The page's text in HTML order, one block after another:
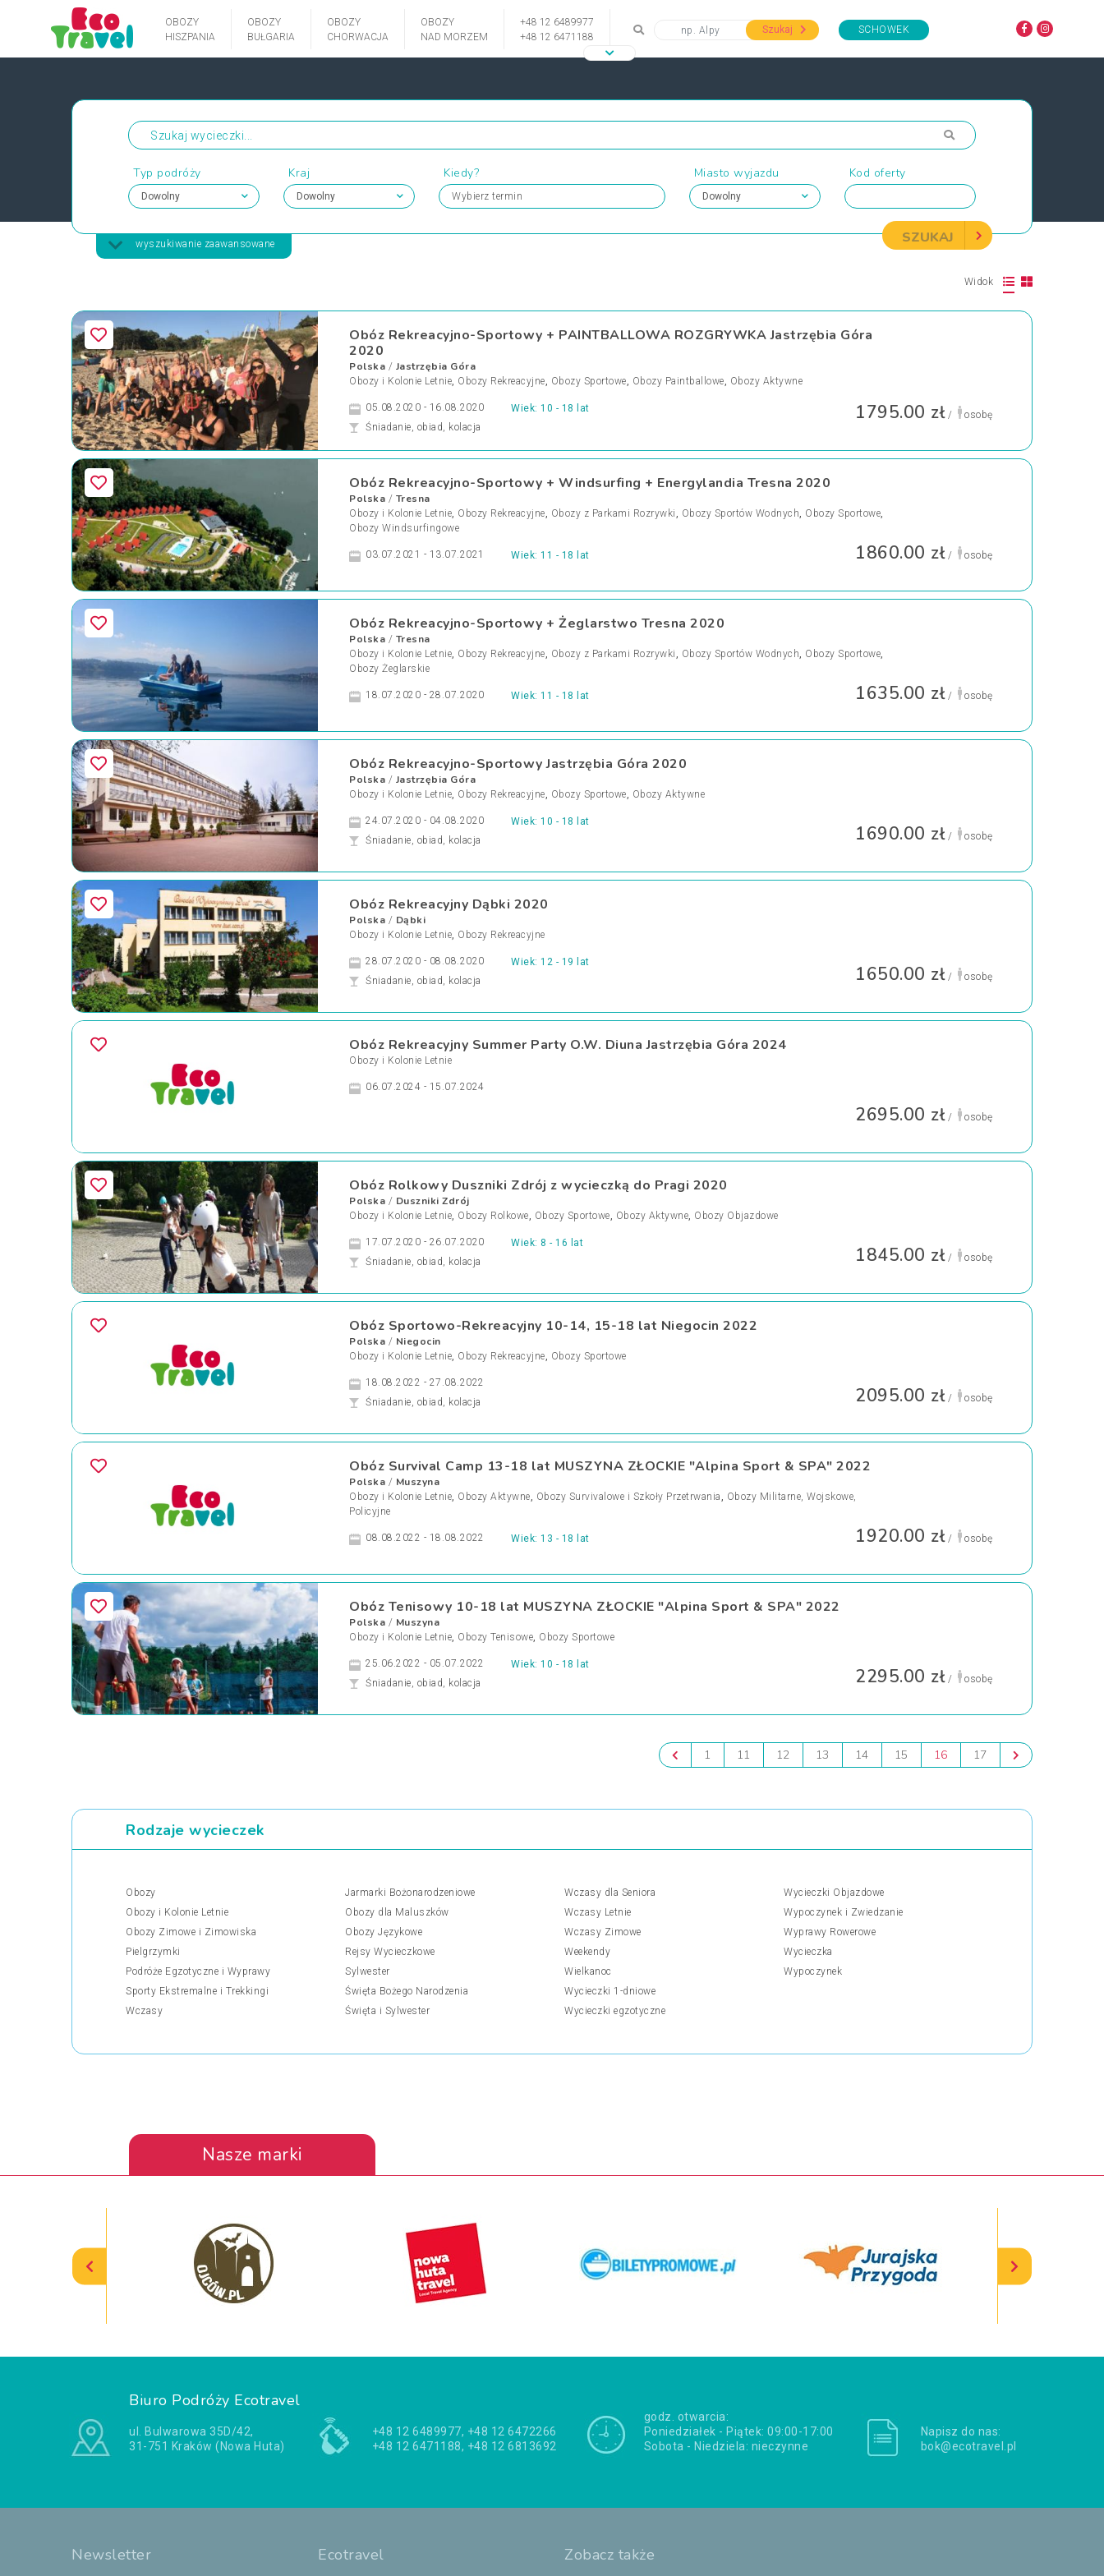
OBOZY
HISZPANIA
OBOZY
BUŁGARIA
OBOZY
CHORWACJA
OBOZY
NAD MORZEM
+48 12 6489977
+48 12 6471188
Szukaj SCHOWEK
Typ podróży Kraj Kiedy?
Wybierz termin
Miasto wyjazdu Kod oferty
SZUKAJ
wyszukiwanie zaawansowane
Widok
Obóz Rekreacyjno-Sportowy + PAINTBALLOWA ROZGRYWKA Jastrzębia Góra
2020
Polska / Jastrzębia Góra
Obozy i Kolonie Letnie, Obozy Rekreacyjne, Obozy Sportowe, Obozy Paintballowe, Obozy Aktywne
Wiek: 10 - 18 lat
05.08.2020 - 16.08.2020
Śniadanie, obiad, kolacja
1795.00 zł/ osobę
Obóz Rekreacyjno-Sportowy + Windsurfing + Energylandia Tresna 2020
Polska / Tresna
Obozy i Kolonie Letnie, Obozy Rekreacyjne, Obozy z Parkami Rozrywki , Obozy Sportów Wodnych, Obozy Sportowe,
Obozy Windsurfingowe
Wiek: 11 - 18 lat
03.07.2021 - 13.07.2021 1860.00 zł/ osobę
Obóz Rekreacyjno-Sportowy + Żeglarstwo Tresna 2020
Polska / Tresna
Obozy i Kolonie Letnie, Obozy Rekreacyjne, Obozy z Parkami Rozrywki , Obozy Sportów Wodnych, Obozy Sportowe,
Obozy Żeglarskie
Wiek: 11 - 18 lat
18.07.2020 - 28.07.2020 1635.00 zł/ osobę
Obóz Rekreacyjno-Sportowy Jastrzębia Góra 2020
Polska / Jastrzębia Góra
Obozy i Kolonie Letnie, Obozy Rekreacyjne, Obozy Sportowe, Obozy Aktywne
Wiek: 10 - 18 lat
24.07.2020 - 04.08.2020
Śniadanie, obiad, kolacja
1690.00 zł/ osobę
Obóz Rekreacyjny Dąbki 2020
Polska / Dąbki
Obozy i Kolonie Letnie, Obozy Rekreacyjne
Wiek: 12 - 19 lat
28.07.2020 - 08.08.2020
Śniadanie, obiad, kolacja
1650.00 zł/ osobę
Obóz Rekreacyjny Summer Party O.W. Diuna Jastrzębia Góra 2024
Obozy i Kolonie Letnie
06.07.2024 - 15.07.2024
2695.00 zł/ osobę
Obóz Rolkowy Duszniki Zdrój z wycieczką do Pragi 2020
Polska / Duszniki Zdrój
Obozy i Kolonie Letnie, Obozy Rolkowe, Obozy Sportowe, Obozy Aktywne, Obozy Objazdowe
Wiek: 8 - 16 lat
17.07.2020 - 26.07.2020
Śniadanie, obiad, kolacja
1845.00 zł/ osobę
Obóz Sportowo-Rekreacyjny 10-14, 15-18 lat Niegocin 2022
Polska / Niegocin
Obozy i Kolonie Letnie, Obozy Rekreacyjne, Obozy Sportowe
18.08.2022 - 27.08.2022
Śniadanie, obiad, kolacja
2095.00 zł/ osobę
Obóz Survival Camp 13-18 lat MUSZYNA ZŁOCKIE "Alpina Sport & SPA" 2022
Polska / Muszyna
Obozy i Kolonie Letnie, Obozy Aktywne, Obozy Survivalowe i Szkoły Przetrwania , Obozy Militarne, Wojskowe,
Policyjne
Wiek: 13 - 18 lat
08.08.2022 - 18.08.2022 1920.00 zł/ osobę
Obóz Tenisowy 10-18 lat MUSZYNA ZŁOCKIE "Alpina Sport & SPA" 2022
Polska / Muszyna
Obozy i Kolonie Letnie, Obozy Tenisowe, Obozy Sportowe
Wiek: 10 - 18 lat
25.06.2022 - 05.07.2022
Śniadanie, obiad, kolacja
2295.00 zł/ osobę
1 11 12 13 14 15 16 17
Rodzaje wycieczek
Obozy
Obozy i Kolonie Letnie
Obozy Zimowe i Zimowiska
Pielgrzymki
Podróże Egzotyczne i Wyprawy
Sporty Ekstremalne i Trekkingi
Wczasy
Jarmarki Bożonarodzeniowe
Obozy dla Maluszków
Obozy Językowe
Rejsy Wycieczkowe
Sylwester
Święta Bożego Narodzenia
Święta i Sylwester
Wczasy dla Seniora
Wczasy Letnie
Wczasy Zimowe
Weekendy
Wielkanoc
Wycieczki 1-dniowe
Wycieczki egzotyczne
Wycieczki Objazdowe
Wypoczynek i Zwiedzanie
Wyprawy Rowerowe
Wycieczka
Wypoczynek
Nasze marki
Biuro Podróży Ecotravel
ul. Bulwarowa 35D/42,
31-751 Kraków (Nowa Huta)
+48 12 6489977, +48 12 6472266
+48 12 6471188, +48 12 6813692
godz. otwarcia:
Poniedziałek - Piątek: 09:00-17:00
Sobota - Niedziela: nieczynne
Napisz do nas:
bok@ecotravel.pl
Newsletter Ecotravel Zobacz także